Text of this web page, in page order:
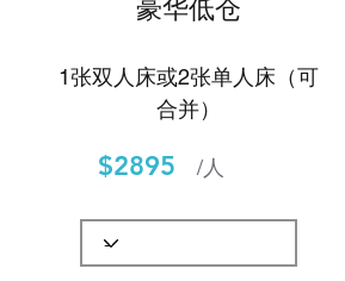
​豪华低仓
1张双人床或2张单人床（可
合并）
$2895 /人